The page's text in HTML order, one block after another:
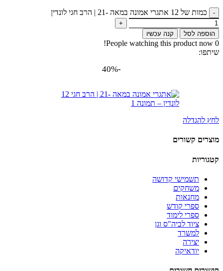
כמות של 12 אתגרי אמונה במאה -21 | הרב חגי לונדין
הוספה לסל קנה עכשיו
0
People watching this product now!
שיתפו:
-40%
לחץ להגדלה
מוצרים קשורים
קטגוריות
תשמישי קדושה
משחקים
מחנאות
ספרי קודש
ספרי לימוד
ציוד לביה"ס וגן
למשרד
יצירה
יודאיקה